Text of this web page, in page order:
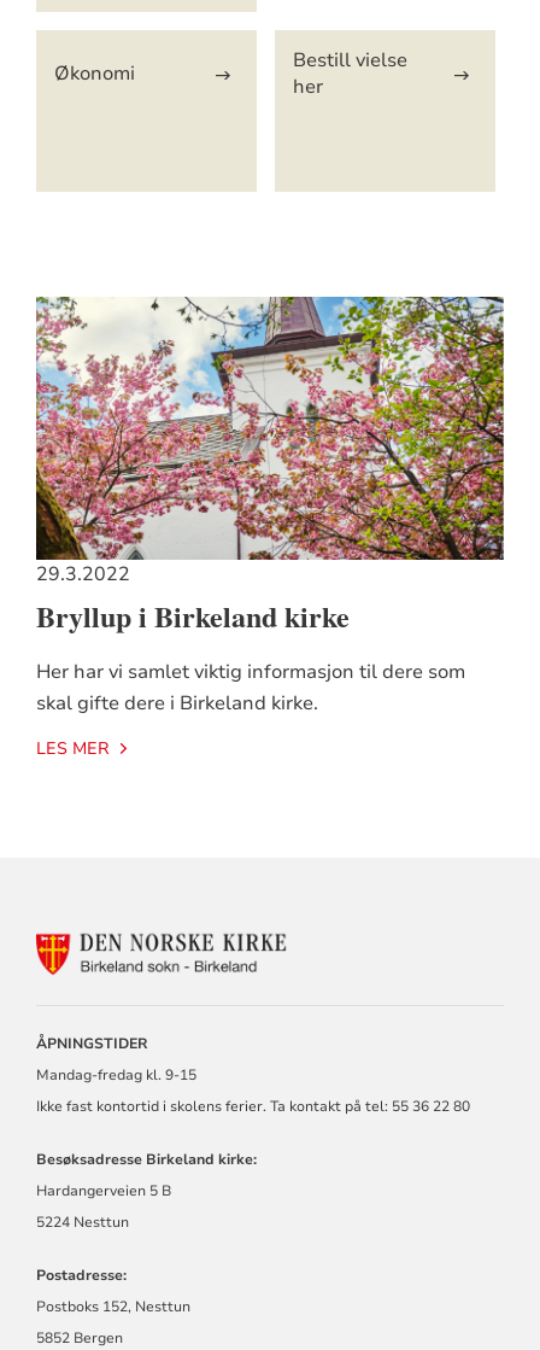
Økonomi
Bestill vielse
her
29.3.2022
Bryllup i Birkeland kirke
Her har vi samlet viktig informasjon til dere som
skal gifte dere i Birkeland kirke.
LES MER
ÅPNINGSTIDER
Mandag-fredag kl. 9-15
Ikke fast kontortid i skolens ferier. Ta kontakt på tel: 55 36 22 80
Besøksadresse Birkeland kirke:
Hardangerveien 5 B
5224 Nesttun
Postadresse:
Postboks 152, Nesttun
5852 Bergen